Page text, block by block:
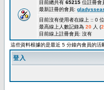
目前總共有 65215 位註冊會
最新註冊的會員:
目前沒有使用者在線上 :: 0
最高線上人數記錄為 20 人 (
目前線上註冊會員: 沒有
這些資料根據的是最近 5 分鐘內會員的活
登入